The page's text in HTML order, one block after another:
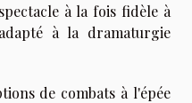
à la fois fidèle à
à la dramaturgie
de combats à l'épée